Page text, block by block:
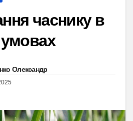
часнику в
Олександр